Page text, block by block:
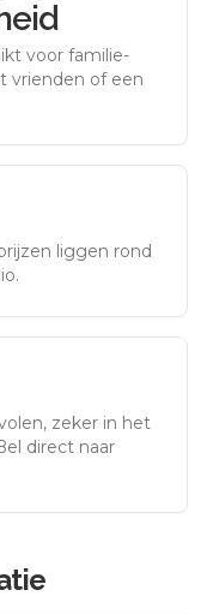
voor familie-
vrienden of een
liggen rond
zeker in het
direct naar